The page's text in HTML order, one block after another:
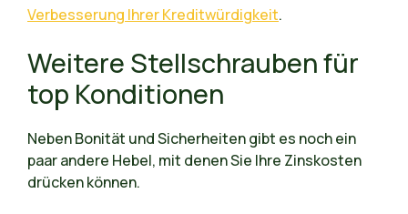
Verbesserung Ihrer Kreditwürdigkeit.
Weitere Stellschrauben für
top Konditionen
Neben Bonität und Sicherheiten gibt es noch ein
paar andere Hebel, mit denen Sie Ihre Zinskosten
drücken können.